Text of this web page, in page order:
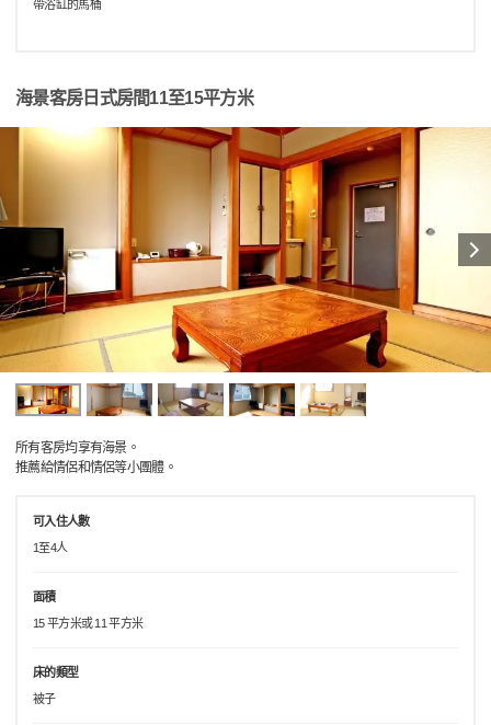
帶浴缸的馬桶
海景客房日式房間11至15平方米
所有客房均享有海景。
推薦給情侶和情侶等小團體。
可入住人數
1至4人
面積
15 平方米或 11 平方米
床的類型
被子